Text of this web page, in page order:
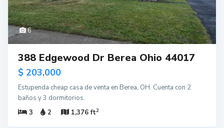
6
388 Edgewood Dr Berea Ohio 44017
$ 203,000
Estupenda cheap casa de venta en Berea, OH. Cuenta con 2
baños y 3 dormitorios.
3
2 1,376 ft2